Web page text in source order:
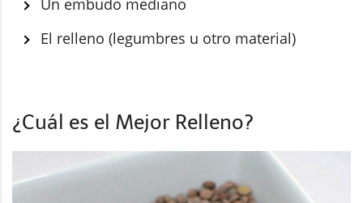
Un embudo mediano
El relleno (legumbres u otro material)
¿Cuál es el Mejor Relleno?